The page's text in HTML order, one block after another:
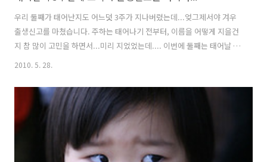
우리 둘째가 태어난지도 어느덧 3주가 지나버렸는데...엊그제서야 겨우
출생신고를 마쳤습니다. 주하는 태어나기 전부터, 이름을 어떻게 지을건
지 참 많이 고민을 하면서...미리 지었었는데.... 이번에 둘째는 태어날 때
까지 딱히 이름을 생각해 보지도 못했더랍니다...그래서 좀 미안하기도
해 좀 늦어진 것도 있지요...ㅎㅎ.. 우리 아들...둘째의 이름은... "슬기로
운 지혜를 가지고, 세상의 불꽃이 되어 밝게 빛나라" 라는 뜻으로 이라고
지었습니다... 윤지환(尹智煥) - 다스릴 윤(尹) - 슬기로울, 지혜 지(智) -
불꽃, 밝을 환(煥) 항상 건강하고, 언제나 웃음을 잃지 않는 밝은 아이로
자라주기를 기도합니다.... 앞으로 우리 ..
2010. 5. 28.